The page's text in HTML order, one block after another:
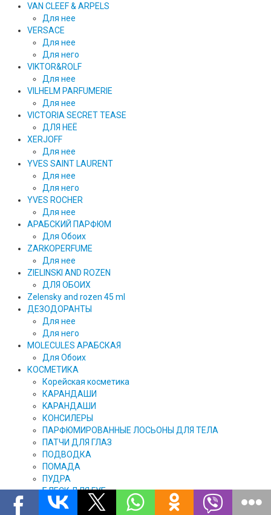
VAN CLEEF & ARPELS
Для нее
VERSACE
Для нее
Для него
VIKTOR&ROLF
Для нее
VILHELM PARFUMERIE
Для нее
VICTORIA SECRET TEASE
ДЛЯ НЕЁ
XERJOFF
Для нее
YVES SAINT LAURENT
Для нее
Для него
YVES ROCHER
Для нее
АРАБСКИЙ ПАРФЮМ
Для Обоих
ZARKOPERFUME
Для нее
ZIELINSKI AND ROZEN
ДЛЯ ОБОИХ
Zelensky and rozen 45 ml
ДЕЗОДОРАНТЫ
Для нее
Для него
MOLECULES АРАБСКАЯ
Для Обоих
КОСМЕТИКА
Корейская косметика
КАРАНДAШИ
KAPAHДАШИ
КОНСИЛЕРЫ
ПАРФЮМИРОВАННЫЕ ЛОСЬОНЫ ДЛЯ ТЕЛА
ПАТЧИ ДЛЯ ГЛАЗ
ПОДВОДКА
ПОМАДА
ПУДРА
БЛЕСК ДЛЯ ГУБ
КИСТОЧКИ